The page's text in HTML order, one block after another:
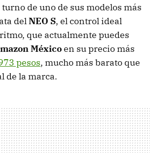
de uno de sus modelos más
delNEO S, el control ideal
que actualmente puedes
Méxicoen su precio más
pesos, mucho más barato que
de la marca.